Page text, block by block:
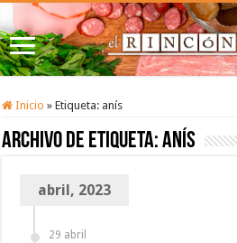
Inicio » Etiqueta: anís
Archivo de etiqueta:anís
abril, 2023
29 abril